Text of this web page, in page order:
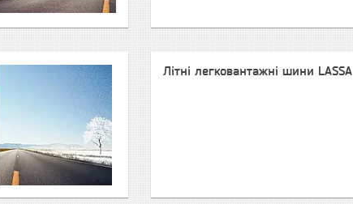
Літні легковантажні шини LASSA